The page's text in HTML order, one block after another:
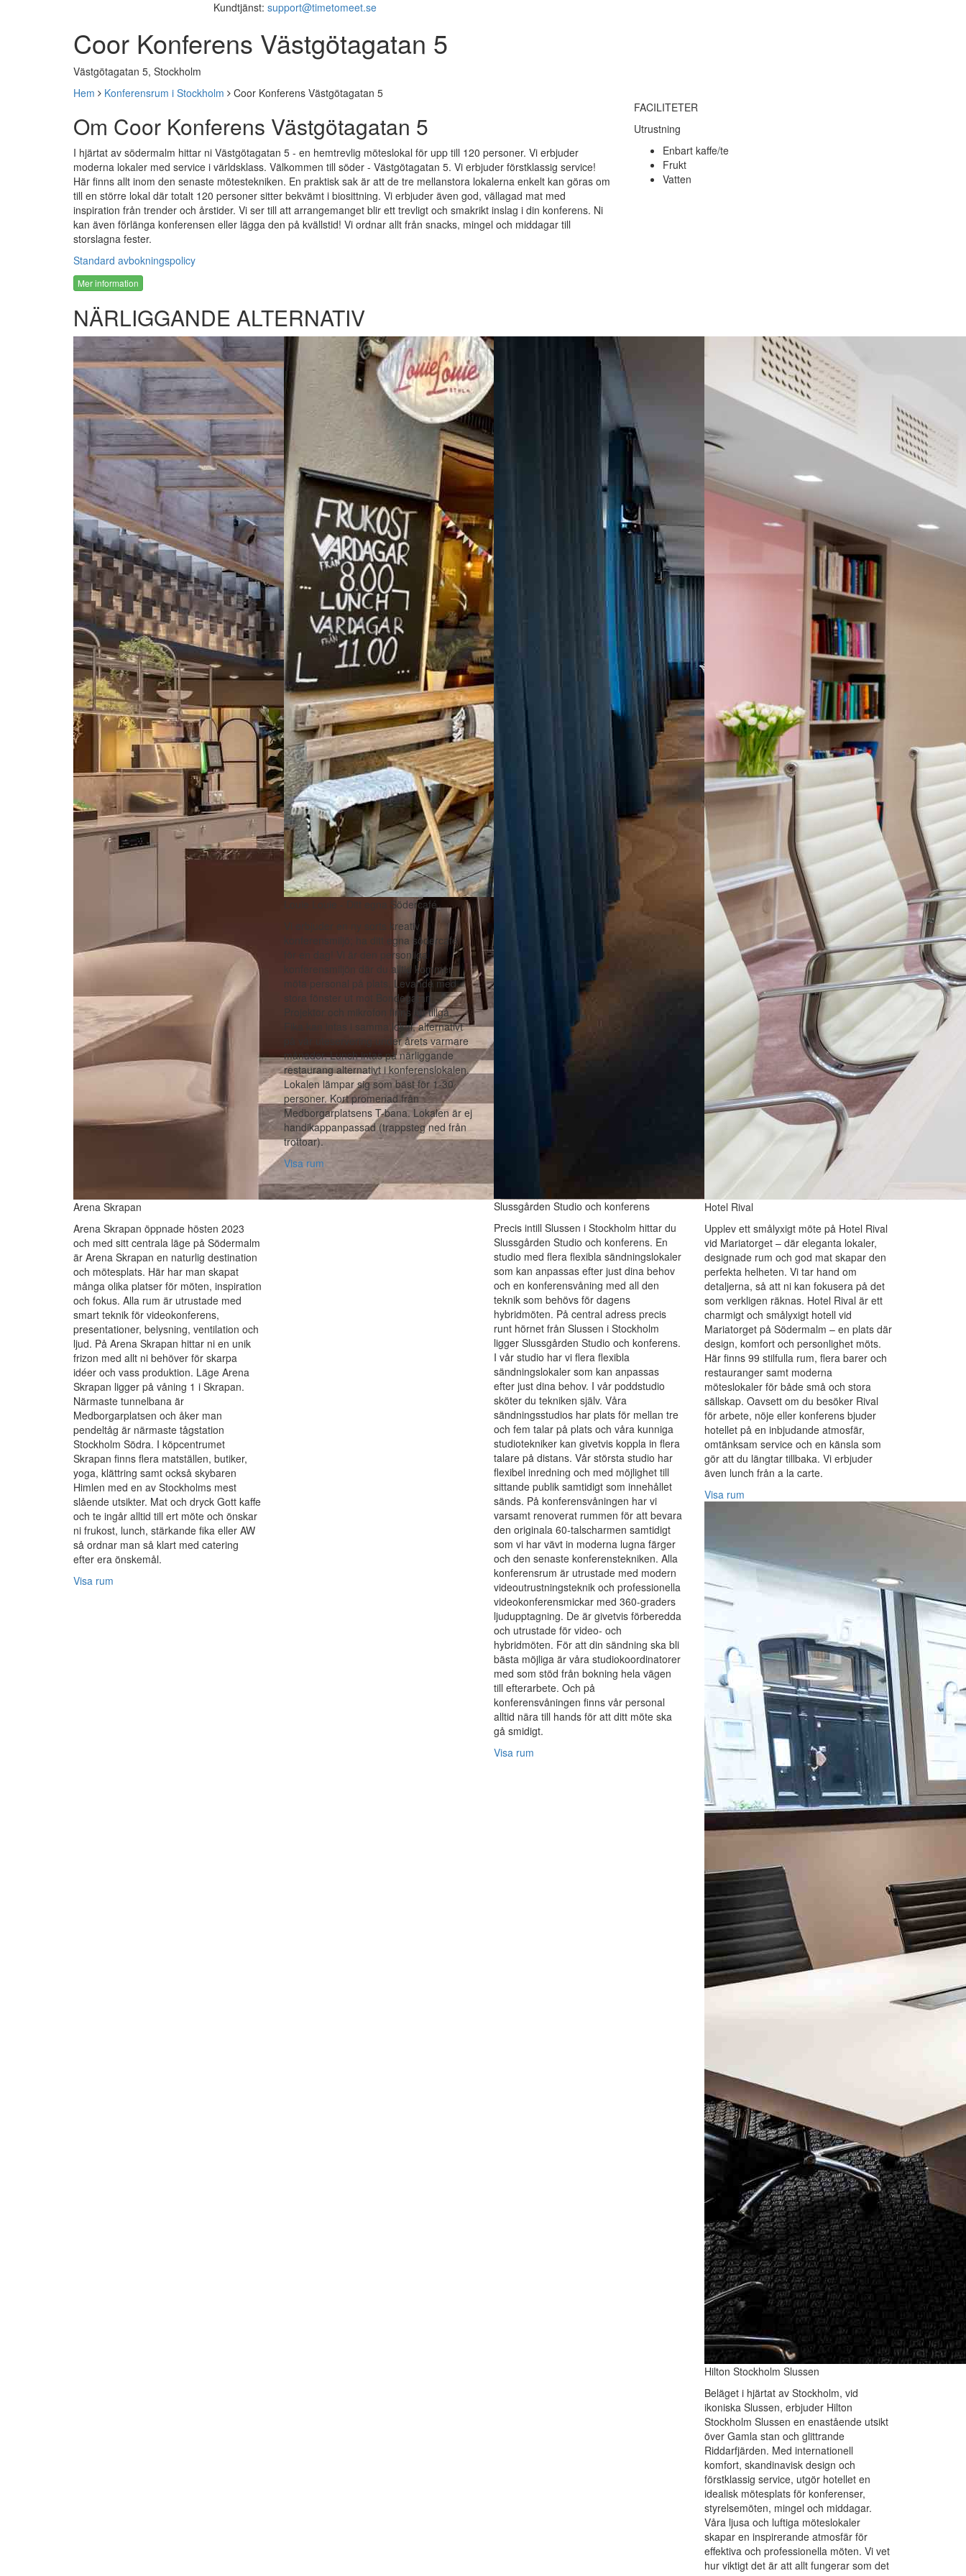
Kundtjänst: support@timetomeet.se
Coor Konferens Västgötagatan 5
Västgötagatan 5, Stockholm
Hem
Konferensrum i Stockholm Coor Konferens Västgötagatan 5
Om Coor Konferens Västgötagatan 5
I hjärtat av södermalm hittar ni Västgötagatan 5 - en hemtrevlig möteslokal för upp till 120 personer. Vi erbjuder
moderna lokaler med service i världsklass. Välkommen till söder - Västgötagatan 5. Vi erbjuder förstklassig service!
Här finns allt inom den senaste mötestekniken. En praktisk sak är att de tre mellanstora lokalerna enkelt kan göras om
till en större lokal där totalt 120 personer sitter bekvämt i biosittning. Vi erbjuder även god, vällagad mat med
inspiration från trender och årstider. Vi ser till att arrangemanget blir ett trevligt och smakrikt inslag i din konferens. Ni
kan även förlänga konferensen eller lägga den på kvällstid! Vi ordnar allt från snacks, mingel och middagar till
storslagna fester.
Standard avbokningspolicy
Mer information
FACILITETER
Utrustning
Enbart kaffe/te
Frukt
Vatten
NÄRLIGGANDE ALTERNATIV
Arena Skrapan
Arena Skrapan öppnade hösten 2023
och med sitt centrala läge på Södermalm
är Arena Skrapan en naturlig destination
och mötesplats. Här har man skapat
många olika platser för möten, inspiration
och fokus. Alla rum är utrustade med
smart teknik för videokonferens,
presentationer, belysning, ventilation och
ljud. På Arena Skrapan hittar ni en unik
frizon med allt ni behöver för skarpa
idéer och vass produktion. Läge Arena
Skrapan ligger på våning 1 i Skrapan.
Närmaste tunnelbana är
Medborgarplatsen och åker man
pendeltåg är närmaste tågstation
Stockholm Södra. I köpcentrumet
Skrapan finns flera matställen, butiker,
yoga, klättring samt också skybaren
Himlen med en av Stockholms mest
slående utsikter. Mat och dryck Gott kaffe
och te ingår alltid till ert möte och önskar
ni frukost, lunch, stärkande fika eller AW
så ordnar man så klart med catering
efter era önskemål.
Visa rum
Louie Louie - Ditt egna Södercafé
Vi erbjuder en ny sorts kreativ
konferensmiljö; ha ditt egna södercafé
för en dag! Vi är den personliga
konferensmiljön där du alltid kommer
möta personal på plats. Levande med
stora fönster ut mot Bondegatan.
Projektor och mikrofon finns att tillgå.
Fika kan intas i samma lokal, alternativt
på vår uteservering under årets varmare
månader. Lunch intas på närliggande
restaurang alternativt i konferenslokalen.
Lokalen lämpar sig som bäst för 1-30
personer. Kort promenad från
Medborgarplatsens T-bana. Lokalen är ej
handikappanpassad (trappsteg ned från
trottoar).
Visa rum
Slussgården Studio och konferens
Precis intill Slussen i Stockholm hittar du
Slussgården Studio och konferens. En
studio med flera flexibla sändningslokaler
som kan anpassas efter just dina behov
och en konferensvåning med all den
teknik som behövs för dagens
hybridmöten. På central adress precis
runt hörnet från Slussen i Stockholm
ligger Slussgården Studio och konferens.
I vår studio har vi flera flexibla
sändningslokaler som kan anpassas
efter just dina behov. I vår poddstudio
sköter du tekniken själv. Våra
sändningsstudios har plats för mellan tre
och fem talar på plats och våra kunniga
studiotekniker kan givetvis koppla in flera
talare på distans. Vår största studio har
flexibel inredning och med möjlighet till
sittande publik samtidigt som innehållet
sänds. På konferensvåningen har vi
varsamt renoverat rummen för att bevara
den originala 60-talscharmen samtidigt
som vi har vävt in moderna lugna färger
och den senaste konferenstekniken. Alla
konferensrum är utrustade med modern
videoutrustningsteknik och professionella
videokonferensmickar med 360-graders
ljudupptagning. De är givetvis förberedda
och utrustade för video- och
hybridmöten. För att din sändning ska bli
bästa möjliga är våra studiokoordinatorer
med som stöd från bokning hela vägen
till efterarbete. Och på
konferensvåningen finns vår personal
alltid nära till hands för att ditt möte ska
gå smidigt.
Visa rum
Hotel Rival
Upplev ett smålyxigt möte på Hotel Rival
vid Mariatorget – där eleganta lokaler,
designade rum och god mat skapar den
perfekta helheten. Vi tar hand om
detaljerna, så att ni kan fokusera på det
som verkligen räknas. Hotel Rival är ett
charmigt och smålyxigt hotell vid
Mariatorget på Södermalm – en plats där
design, komfort och personlighet möts.
Här finns 99 stilfulla rum, flera barer och
restauranger samt moderna
möteslokaler för både små och stora
sällskap. Oavsett om du besöker Rival
för arbete, nöje eller konferens bjuder
hotellet på en inbjudande atmosfär,
omtänksam service och en känsla som
gör att du längtar tillbaka. Vi erbjuder
även lunch från a la carte.
Visa rum
Hilton Stockholm Slussen
Beläget i hjärtat av Stockholm, vid
ikoniska Slussen, erbjuder Hilton
Stockholm Slussen en enastående utsikt
över Gamla stan och glittrande
Riddarfjärden. Med internationell
komfort, skandinavisk design och
förstklassig service, utgör hotellet en
idealisk mötesplats för konferenser,
styrelsemöten, mingel och middagar.
Våra ljusa och luftiga möteslokaler
skapar en inspirerande atmosfär för
effektiva och professionella möten. Vi vet
hur viktigt det är att allt fungerar som det